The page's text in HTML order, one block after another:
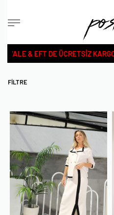
& EFT DE ÜCRETSİZ KARGO
FİLTRE